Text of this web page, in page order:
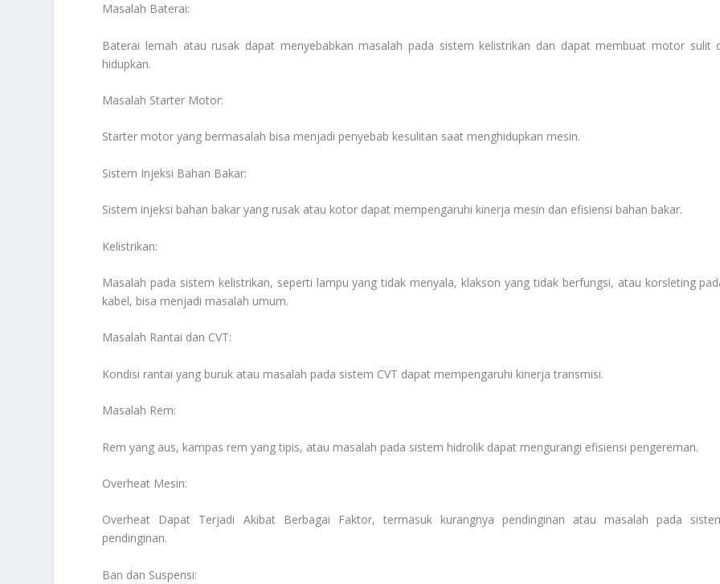
Masalah Baterai:
Baterai lemah atau rusak dapat menyebabkan masalah pada sistem kelistrikan dan dapat membuat motor sulit
hidupkan.
Masalah Starter Motor:
Starter motor yang bermasalah bisa menjadi penyebab kesulitan saat menghidupkan mesin.
Sistem Injeksi Bahan Bakar:
Sistem injeksi bahan bakar yang rusak atau kotor dapat mempengaruhi kinerja mesin dan efisiensi bahan bakar.
Kelistrikan:
Masalah pada sistem kelistrikan, seperti lampu yang tidak menyala, klakson yang tidak berfungsi, atau korsleting
kabel, bisa menjadi masalah umum.
Masalah Rantai dan CVT:
Kondisi rantai yang buruk atau masalah pada sistem CVT dapat mempengaruhi kinerja transmisi.
Masalah Rem:
Rem yang aus, kampas rem yang tipis, atau masalah pada sistem hidrolik dapat mengurangi efisiensi pengereman.
Overheat Mesin:
Overheat Dapat Terjadi Akibat Berbagai Faktor, termasuk kurangnya pendinginan atau masalah pada
pendinginan.
Ban dan Suspensi: